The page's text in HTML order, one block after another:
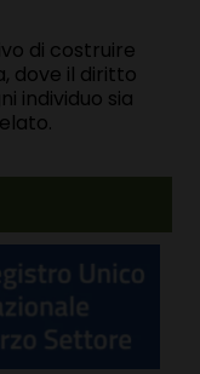
di costruire
dove il diritto
individuo sia